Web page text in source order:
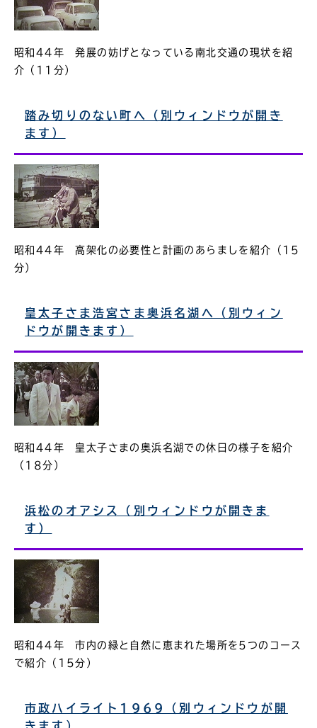
昭和44年 発展の妨げとなっている南北交通の現状を紹
介（11分）
踏み切りのない町へ（別ウィンドウが開き
ます）
昭和44年 高架化の必要性と計画のあらましを紹介（15
分）
皇太子さま浩宮さま奥浜名湖へ（別ウィン
ドウが開きます）
昭和44年 皇太子さまの奥浜名湖での休日の様子を紹介
（18分）
浜松のオアシス（別ウィンドウが開きま
す）
昭和44年 市内の緑と自然に恵まれた場所を5つのコース
で紹介（15分）
市政ハイライト1969（別ウィンドウが開
きます）